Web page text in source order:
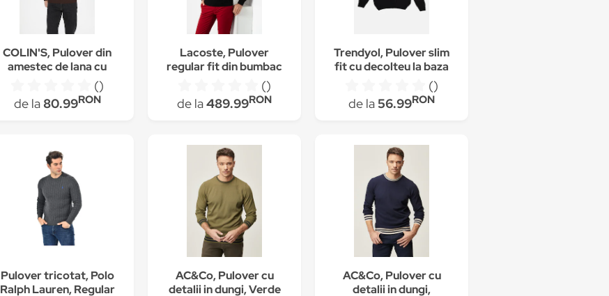
COLIN'S, Pulover din
amestec de lana cu
guler inalt, Maro inchis
()
de la 80.99RON
Lacoste, Pulover
regular fit din bumbac
organic cu decolteu in
()
de la489.99RON
Trendyol, Pulover slim
fit cu decolteu la baza
gatului si garnituri
contrastante,
Bleumarin inchis, M
()
de la56.99RON
Pulover tricotat, Polo
Ralph Lauren, Regular
AC&Co, Pulover cu
detalii in dungi, Verde
AC&Co, Pulover cu
detalii in dungi,